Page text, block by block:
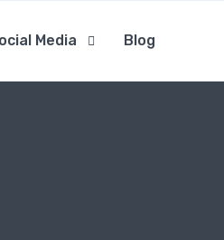
Media Blog